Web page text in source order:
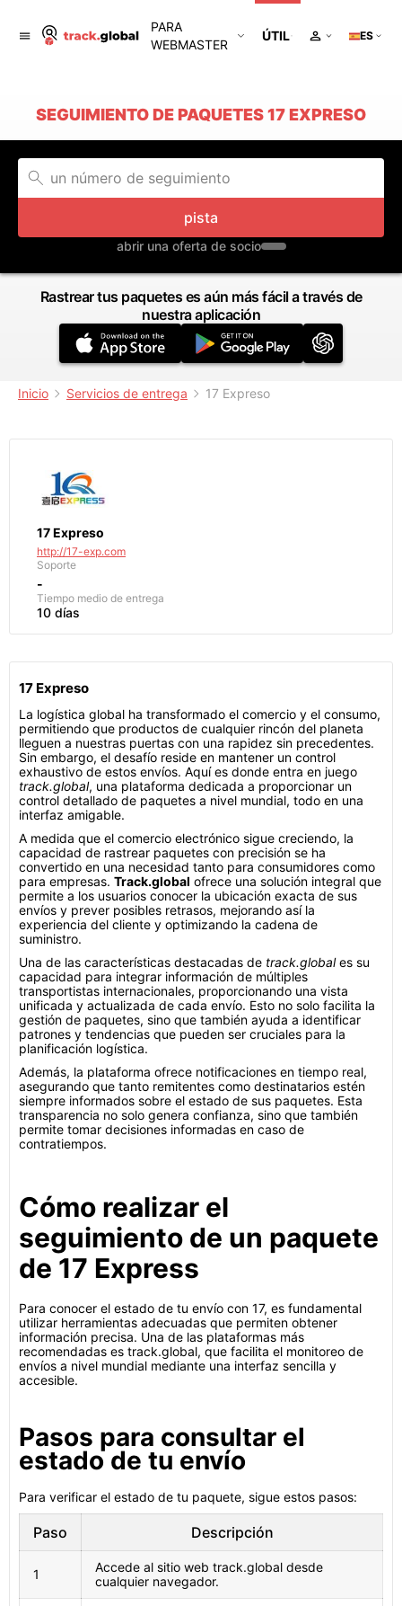
PARA
WEBMASTER
ÚTIL ES
SEGUIMIENTO DE PAQUETES 17 EXPRESO
pista
abrir una oferta de socio
Rastrear tus paquetes es aún más fácil a través de
nuestra aplicación
Inicio Servicios de entrega 17 Expreso
17 Expreso
http://17-exp.com
Soporte
-
Tiempo medio de entrega
10 días
17 Expreso
La logística global ha transformado el comercio y el consumo,
permitiendo que productos de cualquier rincón del planeta
lleguen a nuestras puertas con una rapidez sin precedentes.
Sin embargo, el desafío reside en mantener un control
exhaustivo de estos envíos. Aquí es donde entra en juego
track.global, una plataforma dedicada a proporcionar un
control detallado de paquetes a nivel mundial, todo en una
interfaz amigable.
A medida que el comercio electrónico sigue creciendo, la
capacidad de rastrear paquetes con precisión se ha
convertido en una necesidad tanto para consumidores como
para empresas. Track.global ofrece una solución integral que
permite a los usuarios conocer la ubicación exacta de sus
envíos y prever posibles retrasos, mejorando así la
experiencia del cliente y optimizando la cadena de
suministro.
Una de las características destacadas de track.globales su
capacidad para integrar información de múltiples
transportistas internacionales, proporcionando una vista
unificada y actualizada de cada envío. Esto no solo facilita la
gestión de paquetes, sino que también ayuda a identificar
patrones y tendencias que pueden ser cruciales para la
planificación logística.
Además, la plataforma ofrece notificaciones en tiempo real,
asegurando que tanto remitentes como destinatarios estén
siempre informados sobre el estado de sus paquetes. Esta
transparencia no solo genera confianza, sino que también
permite tomar decisiones informadas en caso de
contratiempos.
Cómo realizar el
seguimiento de un paquete
de 17 Express
Para conocer el estado de tu envío con 17, es fundamental
utilizar herramientas adecuadas que permiten obtener
información precisa. Una de las plataformas más
recomendadas es track.global, que facilita el monitoreo de
envíos a nivel mundial mediante una interfaz sencilla y
accesible.
Pasos para consultar el
estado de tu envío
Para verificar el estado de tu paquete, sigue estos pasos:
Paso Descripción
1
Accede al sitio web track.global desde
cualquier navegador.